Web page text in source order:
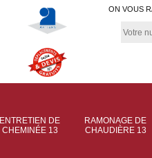
ON VOUS
ENTRETIEN DE
CHEMINÉE 13
RAMONAGE DE
CHAUDIÈRE 13